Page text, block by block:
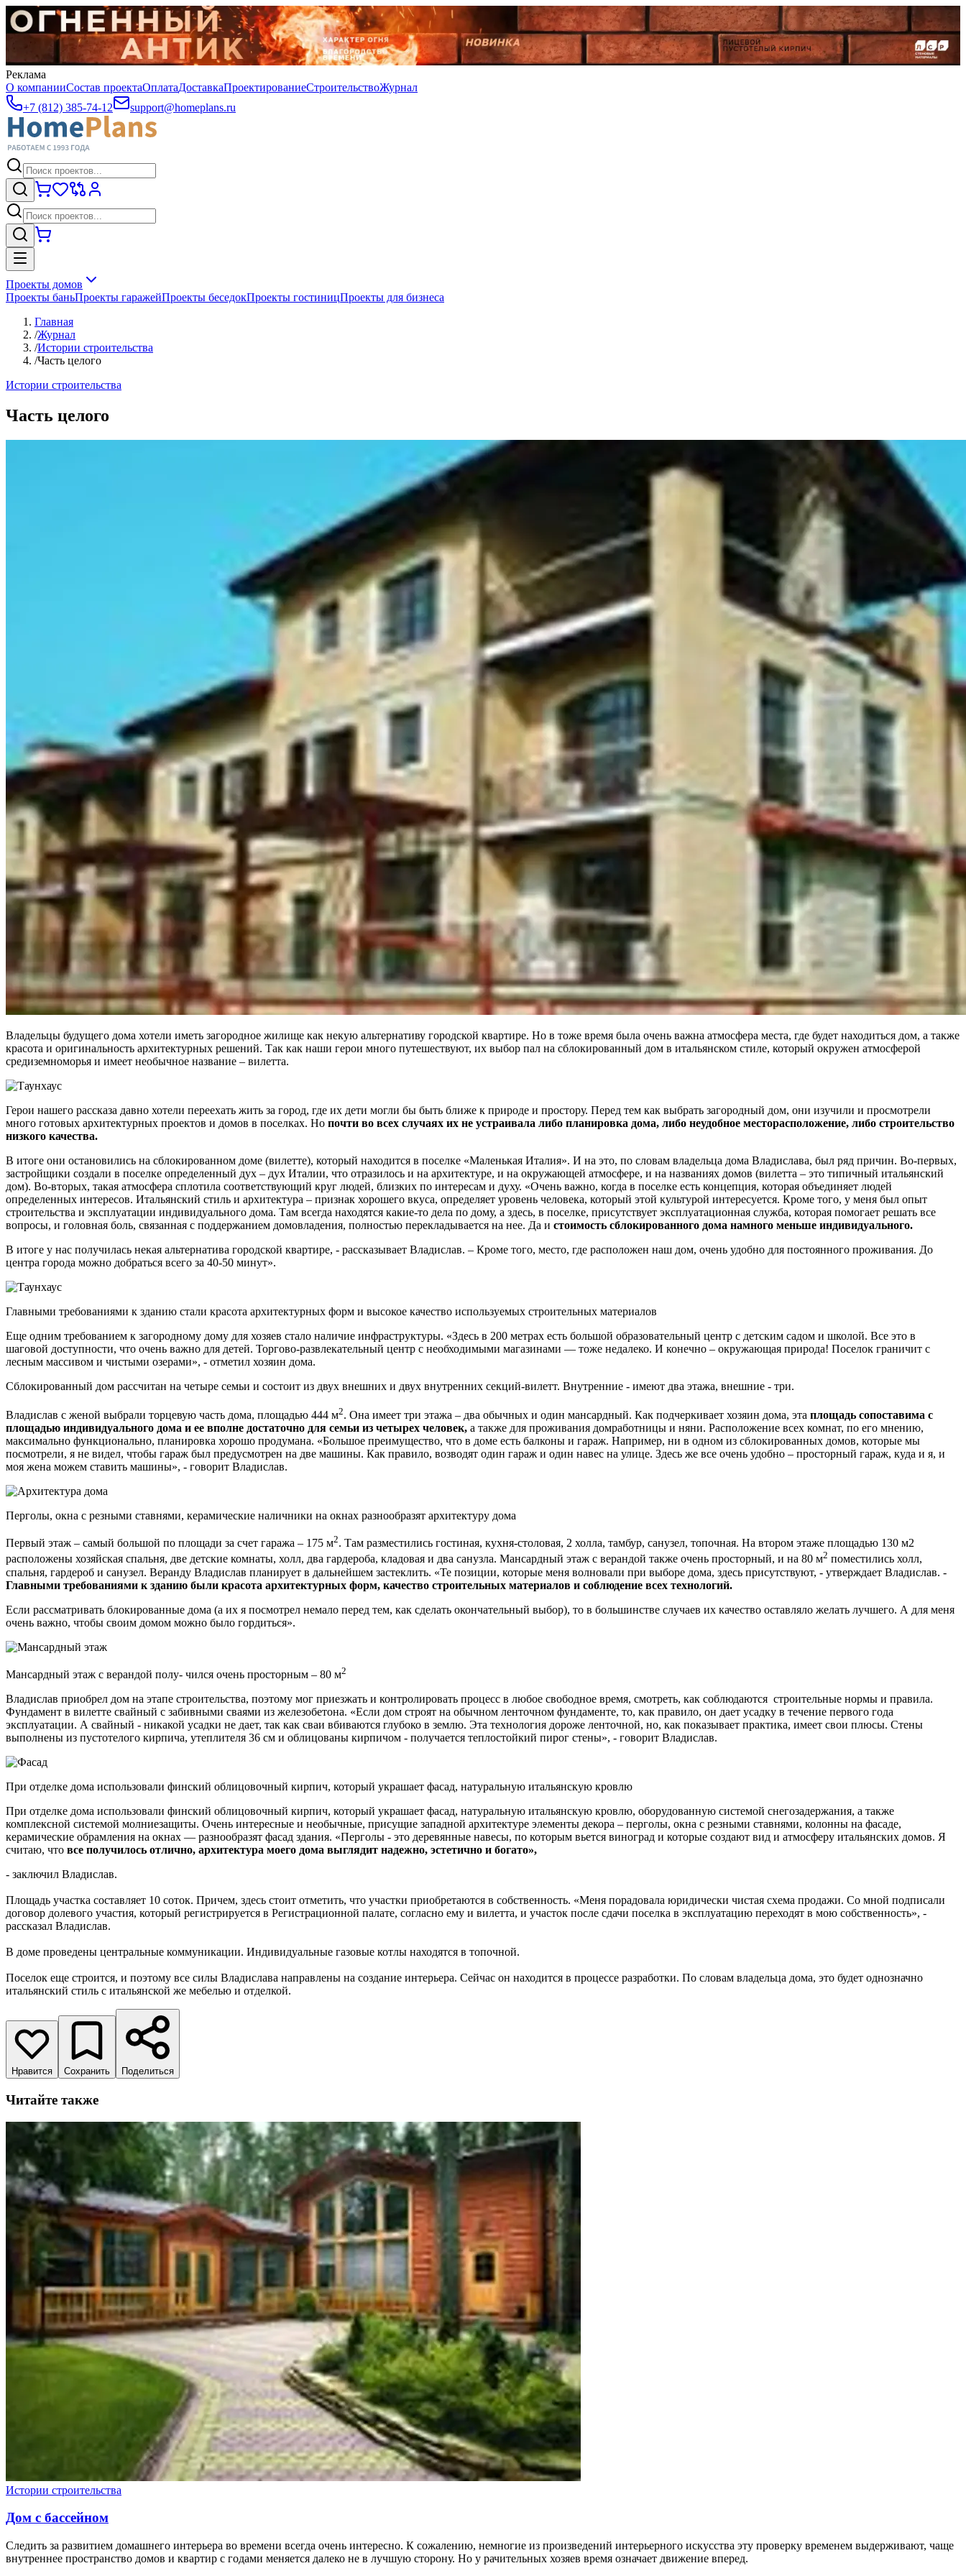
Реклама
О компанииСостав проектаОплатаДоставкаПроектированиеСтроительствоЖурнал
+7 (812) 385-74-12
support@homeplans.ru
Проекты домов
Проекты баньПроекты гаражейПроекты беседокПроекты гостиницПроекты для бизнеса
Главная
/Журнал
/Истории строительства
/Часть целого
Истории строительства
Часть целого
Владельцы будущего дома хотели иметь загородное жилище как некую альтернативу городской квартире. Но в тоже время была очень важна атмосфера места, где будет находиться дом, а также
красота и оригинальность архитектурных решений. Так как наши герои много путешествуют, их выбор пал на сблокированный дом в итальянском стиле, который окружен атмосферой
средиземноморья и имеет необычное название – вилетта.
Герои нашего рассказа давно хотели переехать жить за город, где их дети могли бы быть ближе к природе и простору. Перед тем как выбрать загородный дом, они изучили и просмотрели
много готовых архитектурных проектов и домов в поселках. Но почти во всех случаях их не устраивала либо планировка дома, либо неудобное месторасположение, либо строительство
низкого качества.
В итоге они остановились на сблокированном доме (вилетте), который находится в поселке «Маленькая Италия». И на это, по словам владельца дома Владислава, был ряд причин. Во-первых,
застройщики создали в поселке определенный дух – дух Италии, что отразилось и на архитектуре, и на окружающей атмосфере, и на названиях домов (вилетта – это типичный итальянский
дом). Во-вторых, такая атмосфера сплотила соответствующий круг людей, близких по интересам и духу. «Очень важно, когда в поселке есть концепция, которая объединяет людей
определенных интересов. Итальянский стиль и архитектура – признак хорошего вкуса, определяет уровень человека, который этой культурой интересуется. Кроме того, у меня был опыт
строительства и эксплуатации индивидуального дома. Там всегда находятся какие-то дела по дому, а здесь, в поселке, присутствует эксплуатационная служба, которая помогает решать все
вопросы, и головная боль, связанная с поддержанием домовладения, полностью перекладывается на нее. Да и стоимость сблокированного дома намного меньше индивидуального.
В итоге у нас получилась некая альтернатива городской квартире, - рассказывает Владислав. – Кроме того, место, где расположен наш дом, очень удобно для постоянного проживания. До
центра города можно добраться всего за 40-50 минут».
Главными требованиями к зданию стали красота архитектурных форм и высокое качество используемых строительных материалов
Еще одним требованием к загородному дому для хозяев стало наличие инфраструктуры. «Здесь в 200 метрах есть большой образовательный центр с детским садом и школой. Все это в
шаговой доступности, что очень важно для детей. Торгово-развлекательный центр с необходимыми магазинами — тоже недалеко. И конечно – окружающая природа! Поселок граничит с
лесным массивом и чистыми озерами», - отметил хозяин дома.
Сблокированный дом рассчитан на четыре семьи и состоит из двух внешних и двух внутренних секций-вилетт. Внутренние - имеют два этажа, внешние - три.
Владислав с женой выбрали торцевую часть дома, площадью 444 м2. Она имеет три этажа – два обычных и один мансардный. Как подчеркивает хозяин дома, эта площадь сопоставима с
площадью индивидуального дома и ее вполне достаточно для семьи из четырех человек, а также для проживания домработницы и няни. Расположение всех комнат, по его мнению,
максимально функционально, планировка хорошо продумана. «Большое преимущество, что в доме есть балконы и гараж. Например, ни в одном из сблокированных домов, которые мы
посмотрели, я не видел, чтобы гараж был предусмотрен на две машины. Как правило, возводят один гараж и один навес на улице. Здесь же все очень удобно – просторный гараж, куда и я, и
моя жена можем ставить машины», - говорит Владислав.
Перголы, окна с резными ставнями, керамические наличники на окнах разнообразят архитектуру дома
Первый этаж – самый большой по площади за счет гаража – 175 м2. Там разместились гостиная, кухня-столовая, 2 холла, тамбур, санузел, топочная. На втором этаже площадью 130 м2
расположены хозяйская спальня, две детские комнаты, холл, два гардероба, кладовая и два санузла. Мансардный этаж с верандой также очень просторный, и на 80 м2 поместились холл,
спальня, гардероб и санузел. Веранду Владислав планирует в дальнейшем застеклить. «Те позиции, которые меня волновали при выборе дома, здесь присутствуют, - утверждает Владислав. -
Главными требованиями к зданию были красота архитектурных форм, качество строительных материалов и соблюдение всех технологий.
Если рассматривать блокированные дома (а их я посмотрел немало перед тем, как сделать окончательный выбор), то в большинстве случаев их качество оставляло желать лучшего. А для меня
очень важно, чтобы своим домом можно было гордиться».
Мансардный этаж с верандой полу- чился очень просторным – 80 м2
Владислав приобрел дом на этапе строительства, поэтому мог приезжать и контролировать процесс в любое свободное время, смотреть, как соблюдаются строительные нормы и правила.
Фундамент в вилетте свайный с забивными сваями из железобетона. «Если дом строят на обычном ленточном фундаменте, то, как правило, он дает усадку в течение первого года
эксплуатации. А свайный - никакой усадки не дает, так как сваи вбиваются глубоко в землю. Эта технология дороже ленточной, но, как показывает практика, имеет свои плюсы. Стены
выполнены из пустотелого кирпича, утеплителя 36 см и облицованы кирпичом - получается теплостойкий пирог стены», - говорит Владислав.
При отделке дома использовали финский облицовочный кирпич, который украшает фасад, натуральную итальянскую кровлю
При отделке дома использовали финский облицовочный кирпич, который украшает фасад, натуральную итальянскую кровлю, оборудованную системой снегозадержания, а также
комплексной системой молниезащиты. Очень интересные и необычные, присущие западной архитектуре элементы декора – перголы, окна с резными ставнями, колонны на фасаде,
керамические обрамления на окнах — разнообразят фасад здания. «Перголы - это деревянные навесы, по которым вьется виноград и которые создают вид и атмосферу итальянских домов. Я
считаю, что все получилось отлично, архитектура моего дома выглядит надежно, эстетично и богато»,
- заключил Владислав.
Площадь участка составляет 10 соток. Причем, здесь стоит отметить, что участки приобретаются в собственность. «Меня порадовала юридически чистая схема продажи. Со мной подписали
договор долевого участия, который регистрируется в Регистрационной палате, согласно ему и вилетта, и участок после сдачи поселка в эксплуатацию переходят в мою собственность», -
рассказал Владислав.
В доме проведены центральные коммуникации. Индивидуальные газовые котлы находятся в топочной.
Поселок еще строится, и поэтому все силы Владислава направлены на создание интерьера. Сейчас он находится в процессе разработки. По словам владельца дома, это будет однозначно
итальянский стиль с итальянской же мебелью и отделкой.
Нравится Сохранить Поделиться
Читайте также
Истории строительства
Дом с бассейном
Следить за развитием домашнего интерьера во времени всегда очень интересно. К сожалению, немногие из произведений интерьерного искусства эту проверку временем выдерживают, чаще
внутреннее пространство домов и квартир с годами меняется далеко не в лучшую сторону. Но у рачительных хозяев время означает движение вперед.